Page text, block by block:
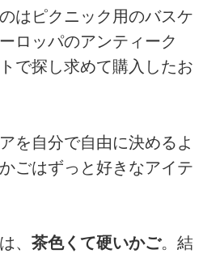
はピクニック用のバスケ
ロッパのアンティーク
で探し求めて購入したお
を自分で自由に決めるよ
ごはずっと好きなアイテ
、 茶色くて硬いかご。結